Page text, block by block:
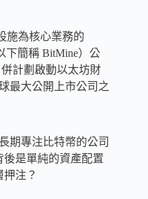
施為核心業務的
下簡稱 BitMine）公
計劃啟動以太坊財
最大公開上市公司之
期專注比特幣的公司
是單純的資產配置
注？